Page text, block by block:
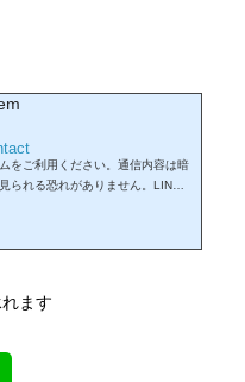
をご利用ください。通信内容は暗
られる恐れがありません。LINE
ます